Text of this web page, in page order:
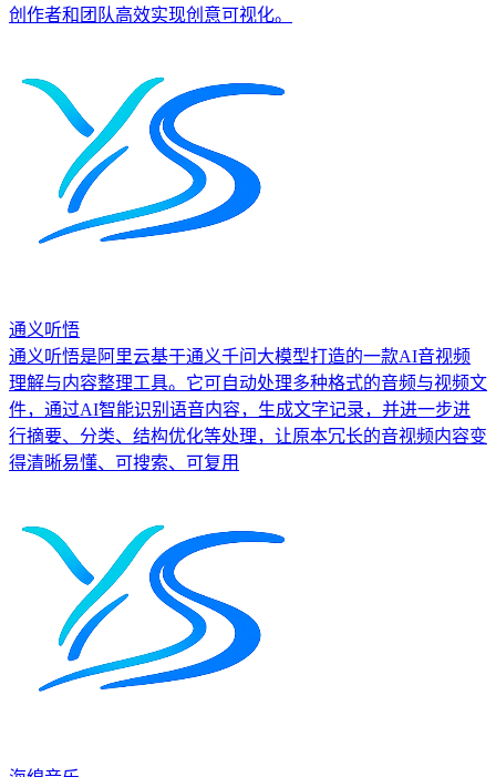
创作者和团队高效实现创意可视化。
通义听悟
通义听悟是阿里云基于通义千问大模型打造的一款AI音视频
理解与内容整理工具。它可自动处理多种格式的音频与视频文
件，通过AI智能识别语音内容，生成文字记录，并进一步进
行摘要、分类、结构优化等处理，让原本冗长的音视频内容变
得清晰易懂、可搜索、可复用